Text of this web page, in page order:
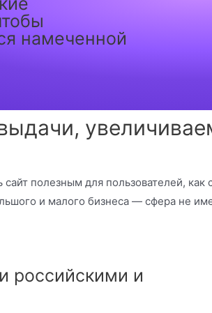
намеченной
полезным для пользователей,
и малого бизнеса — сфера не
российскими и